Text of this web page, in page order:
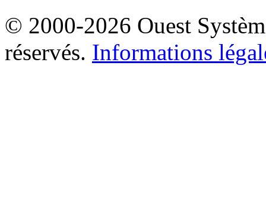
© 2000-2026 Ouest
réservés. Informations